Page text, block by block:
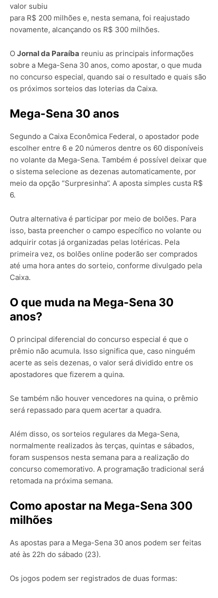
valor subiu
para R$ 200 milhões e, nesta semana, foi reajustado
novamente, alcançando os R$ 300 milhões.
O Jornal da Paraíba reuniu as principais informações
sobre a Mega-Sena 30 anos, como apostar, o que muda
no concurso especial, quando sai o resultado e quais são
os próximos sorteios das loterias da Caixa.
Mega-Sena 30 anos
Segundo a Caixa Econômica Federal, o apostador pode
escolher entre 6 e 20 números dentre os 60 disponíveis
no volante da Mega-Sena. Também é possível deixar que
o sistema selecione as dezenas automaticamente, por
meio da opção “Surpresinha”. A aposta simples custa R$
6.
Outra alternativa é participar por meio de bolões. Para
isso, basta preencher o campo específico no volante ou
adquirir cotas já organizadas pelas lotéricas. Pela
primeira vez, os bolões online poderão ser comprados
até uma hora antes do sorteio, conforme divulgado pela
Caixa.
O que muda na Mega-Sena 30
anos?
O principal diferencial do concurso especial é que o
prêmio não acumula. Isso significa que, caso ninguém
acerte as seis dezenas, o valor será dividido entre os
apostadores que fizerem a quina.
Se também não houver vencedores na quina, o prêmio
será repassado para quem acertar a quadra.
Além disso, os sorteios regulares da Mega-Sena,
normalmente realizados às terças, quintas e sábados,
foram suspensos nesta semana para a realização do
concurso comemorativo. A programação tradicional será
retomada na próxima semana.
Como apostar na Mega-Sena 300
milhões
As apostas para a Mega-Sena 30 anos podem ser feitas
até às 22h do sábado (23).
Os jogos podem ser registrados de duas formas: